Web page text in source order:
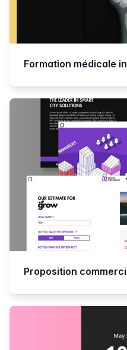
Formation médicale
Proposition